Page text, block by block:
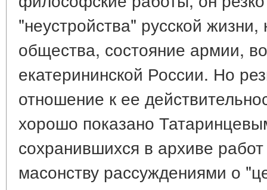
"неустройства" русской жизни,
общества, состояние армии,
екатерининской России. Но
отношение к ее
хорошо показано
сохранившихся в архиве
масонству рассуждениями о